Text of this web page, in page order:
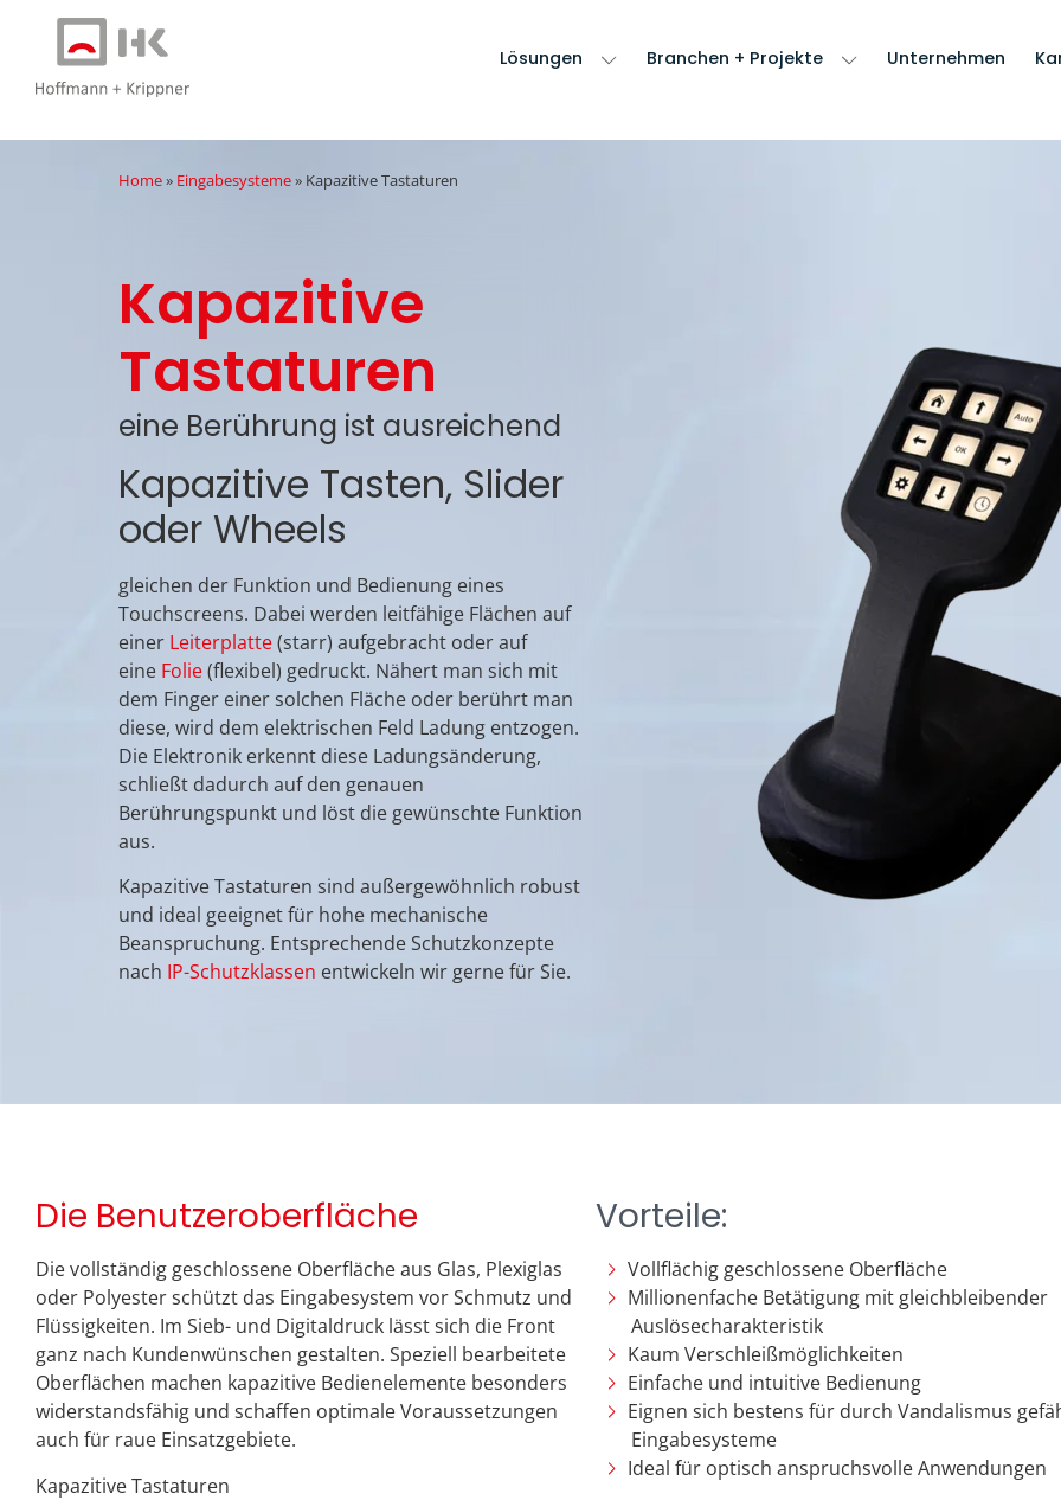
Lösungen Branchen + Projekte Unternehmen
Home» Eingabesysteme» Kapazitive Tastaturen
Kapazitive
Tastaturen
eine Berührung ist ausreichend
Kapazitive Tasten, Slider
oder Wheels
gleichen der Funktion und Bedienung eines
Touchscreens. Dabei werden leitfähige Flächen auf
einer Leiterplatte(starr) aufgebracht oder auf
eine Folie(flexibel) gedruckt. Nähert man sich mit
dem Finger einer solchen Fläche oder berührt man
diese, wird dem elektrischen Feld Ladung entzogen.
Die Elektronik erkennt diese Ladungsänderung,
schließt dadurch auf den genauen
Berührungspunkt und löst die gewünschte Funktion
aus.
Kapazitive Tastaturen sind außergewöhnlich robust
und ideal geeignet für hohe mechanische
Beanspruchung. Entsprechende Schutzkonzepte
nach IP-Schutzklassen entwickeln wir gerne für Sie.
Die Benutzeroberfläche
Die vollständig geschlossene Oberfläche aus Glas, Plexiglas
oder Polyester schützt das Eingabesystem vor Schmutz und
Flüssigkeiten. Im Sieb- und Digitaldruck lässt sich die Front
ganz nach Kundenwünschen gestalten. Speziell bearbeitete
Oberflächen machen kapazitive Bedienelemente besonders
widerstandsfähig und schaffen optimale Voraussetzungen
auch für raue Einsatzgebiete.
Kapazitive Tastaturen
Vorteile:
Vollflächig geschlossene Oberfläche
Millionenfache Betätigung mit gleichbleibender
Auslösecharakteristik
Kaum Verschleißmöglichkeiten
Einfache und intuitive Bedienung
Eignen sich bestens für durch Vandalismus
Eingabesysteme
Ideal für optisch anspruchsvolle Anwendungen